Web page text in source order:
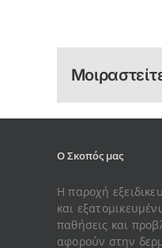
Ο Σκοπός μας
Η παροχή
και
παθήσεις και
αφορούν στην